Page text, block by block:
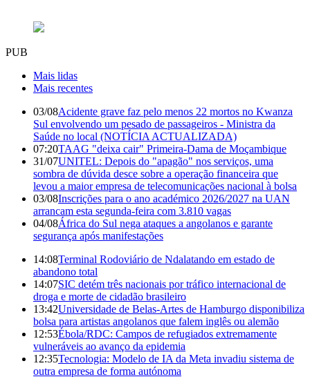
PUB
Mais lidas
Mais recentes
03/08Acidente grave faz pelo menos 22 mortos no Kwanza
Sul envolvendo um pesado de passageiros - Ministra da
Saúde no local (NOTÍCIA ACTUALIZADA)
07:20TAAG "deixa cair" Primeira-Dama de Moçambique
31/07UNITEL: Depois do "apagão" nos serviços, uma
sombra de dúvida desce sobre a operação financeira que
levou a maior empresa de telecomunicações nacional à bolsa
03/08Inscrições para o ano académico 2026/2027 na UAN
arrancam esta segunda-feira com 3.810 vagas
04/08África do Sul nega ataques a angolanos e garante
segurança após manifestações
14:08Terminal Rodoviário de Ndalatando em estado de
abandono total
14:07SIC detém três nacionais por tráfico internacional de
droga e morte de cidadão brasileiro
13:42Universidade de Belas-Artes de Hamburgo disponibiliza
bolsa para artistas angolanos que falem inglês ou alemão
12:53Ébola/RDC: Campos de refugiados extremamente
vulneráveis ao avanço da epidemia
12:35Tecnologia: Modelo de IA da Meta invadiu sistema de
outra empresa de forma autónoma